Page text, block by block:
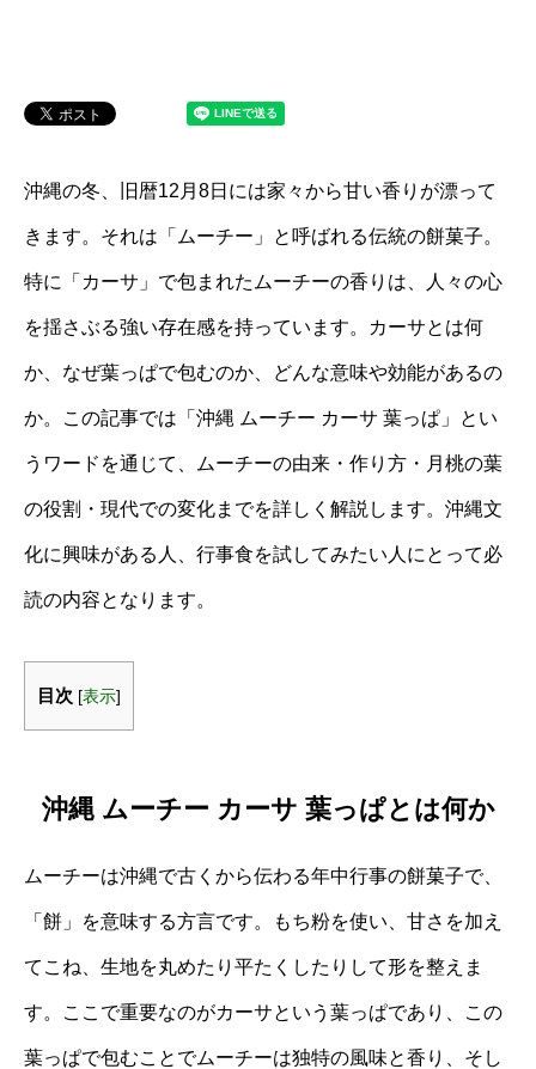
沖縄の冬、旧暦12月8日には家々から甘い香りが漂って
きます。それは「ムーチー」と呼ばれる伝統の餅菓子。
特に「カーサ」で包まれたムーチーの香りは、人々の心
を揺さぶる強い存在感を持っています。カーサとは何
か、なぜ葉っぱで包むのか、どんな意味や効能があるの
か。この記事では「沖縄 ムーチー カーサ 葉っぱ」とい
うワードを通じて、ムーチーの由来・作り方・月桃の葉
の役割・現代での変化までを詳しく解説します。沖縄文
化に興味がある人、行事食を試してみたい人にとって必
読の内容となります。
目次 [表示]
沖縄 ムーチー カーサ 葉っぱとは何か
ムーチーは沖縄で古くから伝わる年中行事の餅菓子で、
「餅」を意味する方言です。もち粉を使い、甘さを加え
てこね、生地を丸めたり平たくしたりして形を整えま
す。ここで重要なのがカーサという葉っぱであり、この
葉っぱで包むことでムーチーは独特の風味と香り、そし